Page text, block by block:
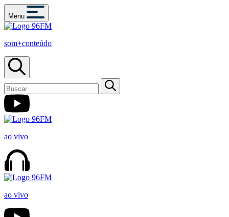
Menu
som+conteúdo
ao vivo
ao vivo